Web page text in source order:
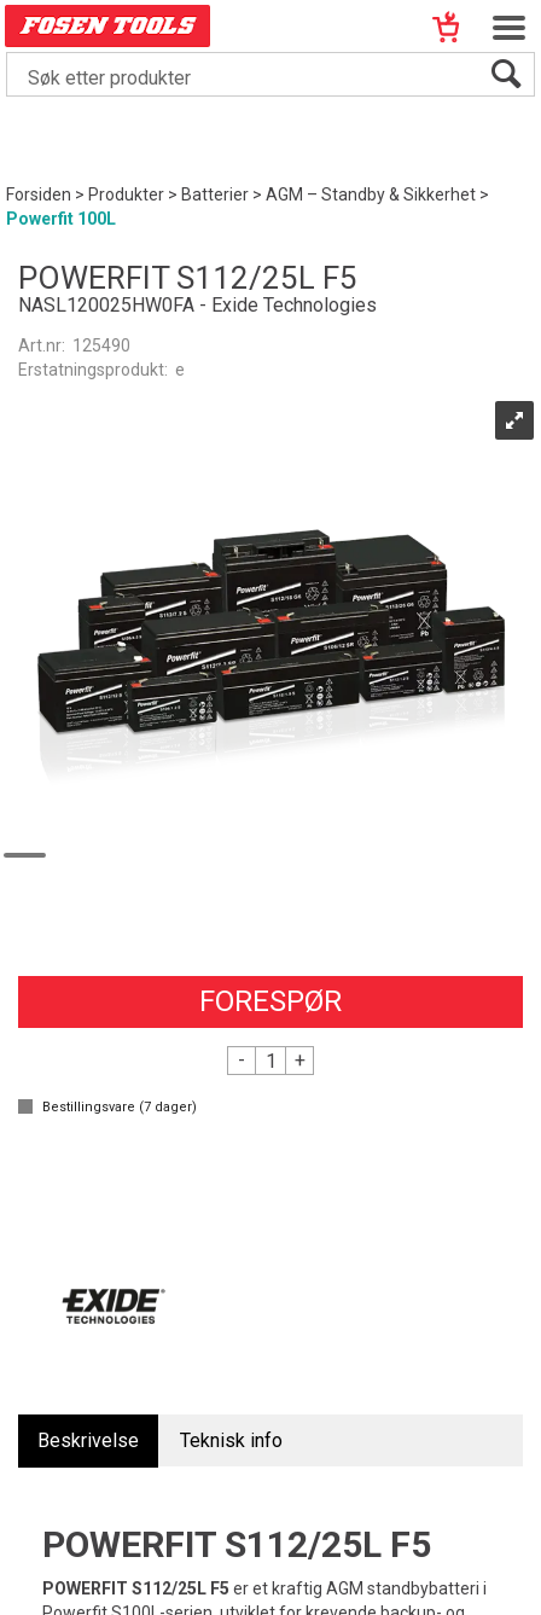
Forsiden>Produkter>Batterier>AGM – Standby & Sikkerhet>
Powerfit 100L
POWERFIT S112/25L F5
NASL120025HW0FA - Exide Technologies
Art.nr: 125490
Erstatningsprodukt: e
FORESPØR
- +
Bestillingsvare (7 dager)
Beskrivelse Teknisk info
POWERFIT S112/25L F5
POWERFIT S112/25L F5 er et kraftig AGM standbybatteri i